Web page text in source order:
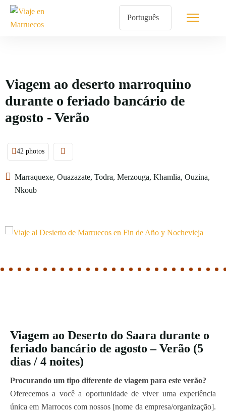
Viagem ao deserto marroquino
durante o feriado bancário de
agosto - Verão
42 photos
Marraquexe, Ouazazate, Todra, Merzouga, Khamlia, Ouzina,
Nkoub
Viagem ao Deserto do Saara durante o
feriado bancário de agosto – Verão (5
dias / 4 noites)
Procurando um tipo diferente de viagem para este verão?
Oferecemos a você a oportunidade de viver uma experiência
única em Marrocos com nossos [nome da empresa/organização].